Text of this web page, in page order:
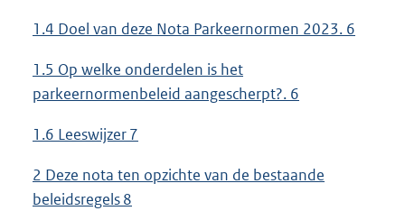
1.4 Doel van deze Nota Parkeernormen 2023. 6
1.5 Op welke onderdelen is het
parkeernormenbeleid aangescherpt?. 6
1.6 Leeswijzer 7
2 Deze nota ten opzichte van de bestaande
beleidsregels 8